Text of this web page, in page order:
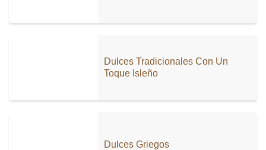
Dulces Tradicionales Con Un
Toque Isleño
Dulces Griegos